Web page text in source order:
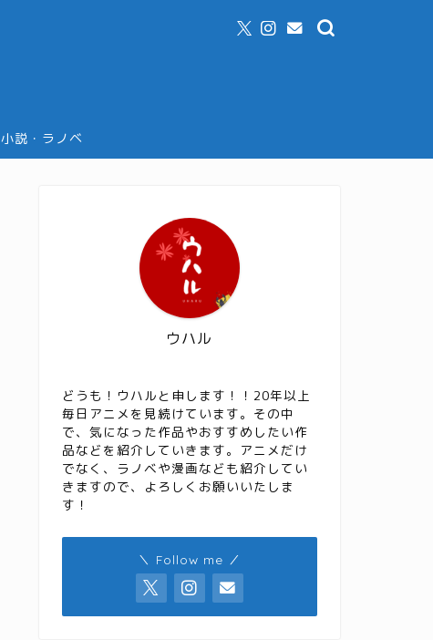
小説・ラノベ
ウハル
どうも！ウハルと申します！！20年以上
毎日アニメを見続けています。その中
で、気になった作品やおすすめしたい作
品などを紹介していきます。アニメだけ
でなく、ラノベや漫画なども紹介してい
きますので、よろしくお願いいたしま
す！
＼ Follow me ／